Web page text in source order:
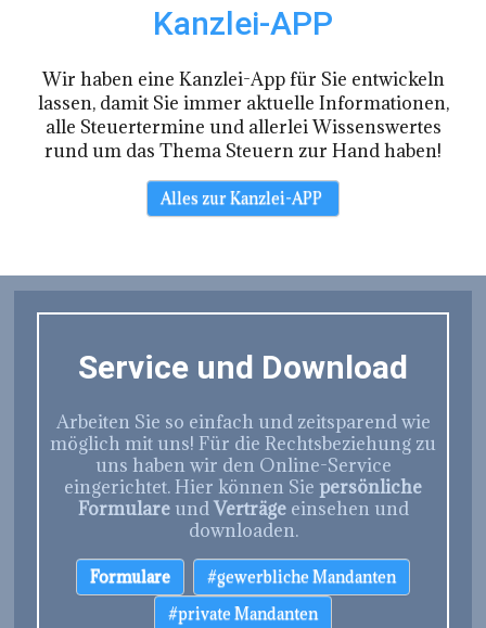
Kanzlei-APP
Wir haben eine Kanzlei-App für Sie entwickeln
lassen, damit Sie immer aktuelle Informationen,
alle Steuertermine und allerlei Wissenswertes
rund um das Thema Steuern zur Hand haben!
Alles zur Kanzlei-APP
Service und Download
Arbeiten Sie so einfach und zeitsparend wie
möglich mit uns! Für die Rechtsbeziehung zu
uns haben wir den Online-Service
eingerichtet. Hier können Sie persönliche
FormulareundVerträgeeinsehen und
downloaden.
Formulare
#gewerbliche Mandanten
#private Mandanten